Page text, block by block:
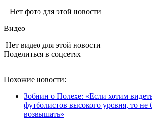
Нет фото для этой новости
Видео
Нет видео для этой новости
Поделиться в соцсетях
Похожие новости:
Зобнин о Полехе: «Если хотим
футболистов высокого уровня, то не
возвышать»